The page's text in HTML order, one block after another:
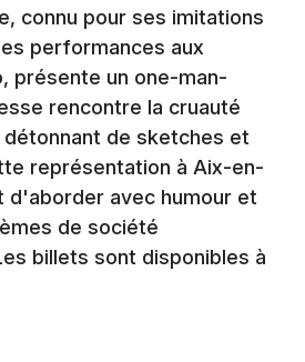
du Rhône
Alpes-Côte-d'Azur
connu pour ses imitations
performances aux
présente un one-man-
rencontre la cruauté
détonnant de sketches et
représentation à Aix-en-
d'aborder avec humour et
de société
billets sont disponibles à